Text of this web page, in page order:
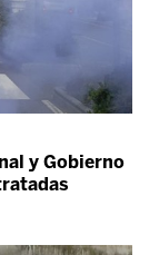
y Gobierno